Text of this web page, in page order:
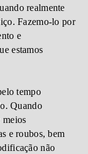
realmente
Fazemo-lo por
e
estamos
tempo
Quando
meios
e roubos, bem
não